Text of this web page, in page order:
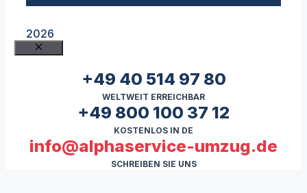
2026
Schließen
+49 40 514 97 80
WELTWEIT ERREICHBAR
+49 800 100 37 12
KOSTENLOS IN DE
info@alphaservice-umzug.de
SCHREIBEN SIE UNS